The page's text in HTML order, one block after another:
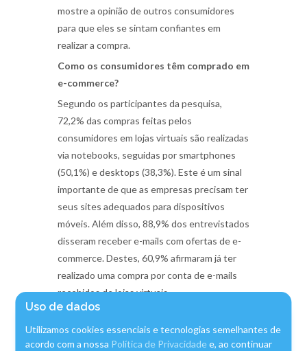
Uso de dados
Utilizamos cookies essenciais e tecnologias semelhantes de
acordo com a nossa Política de Privacidadee, ao continuar
mostre a opinião de outros consumidores
para que eles se sintam confiantes em
realizar a compra.
Como os consumidores têm comprado em
e-commerce?
Segundo os participantes da pesquisa,
72,2% das compras feitas pelos
consumidores em lojas virtuais são realizadas
via notebooks, seguidas por smartphones
(50,1%) e desktops (38,3%). Este é um sinal
importante de que as empresas precisam ter
seus sites adequados para dispositivos
móveis. Além disso, 88,9% dos entrevistados
disseram receber e-mails com ofertas de e-
commerce. Destes, 60,9% afirmaram já ter
realizado uma compra por conta de e-mails
recebidos de lojas virtuais.
Com base nesses dados, fortaleça as suas
vendas online no proximo ano e colha bons
frutos pelo seu engajamento! Dúvidas ou